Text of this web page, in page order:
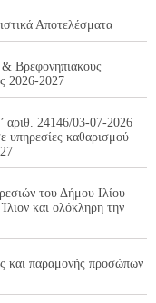
Αποτελέσματα
& Βρεφονηπιακούς
2026-2027
αριθ. 24146/03-07-2026
υπηρεσίες καθαρισμού
του Δήμου Ιλίου
και ολόκληρη την
και παραμονής προσώπων